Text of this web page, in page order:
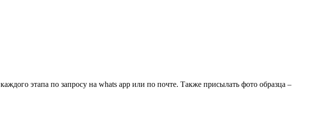
этапа по запросу на whats app или по почте. Также присылать фото образца –